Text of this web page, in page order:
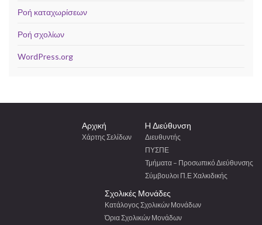
Ροή καταχωρίσεων
Ροή σχολίων
WordPress.org
Αρχική
Χάρτης Σελίδων
H Διεύθυνση
Διευθυντής
ΠΥΣΠΕ
Τμήματα – Προσωπικό Διεύθυνσης
Σύμβουλοι Π.Ε Χαλκιδικής
Σχολικές Μονάδες
Κατάλογος Σχολικών Μονάδων
Όρια Σχολικών Μονάδων